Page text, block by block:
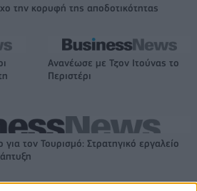
την κορυφή της αποδοτικότητας
Ανανέωσε με Τζον Ιτούνας το
Περιστέρι
για τον Τουρισμό: Στρατηγικό εργαλείο